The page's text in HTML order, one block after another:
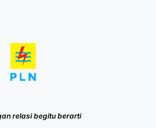
relasi begitu berarti